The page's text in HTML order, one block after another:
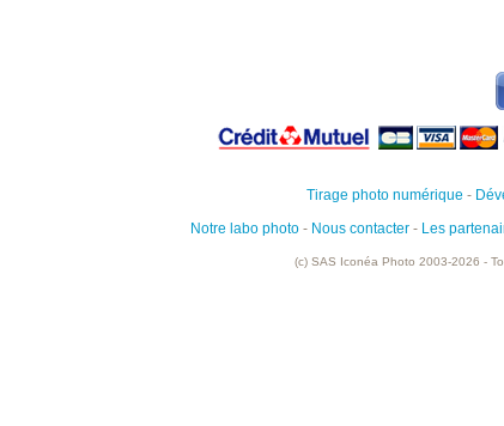
Tirage photo numérique -
Notre labo photo - Nous contacter - Les
(c) SAS Iconéa Photo 2003-2026 -